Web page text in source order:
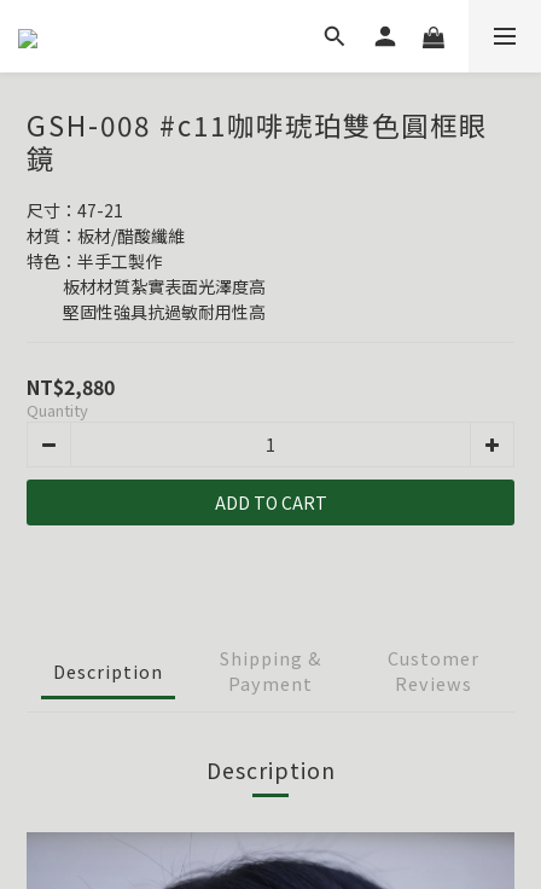
GSH-008 #c11咖啡琥珀雙色圓框眼
鏡
尺寸：47-21
材質：板材/醋酸纖維
特色：半手工製作
          板材材質紮實表面光澤度高
          堅固性強具抗過敏耐用性高
NT$2,880
Quantity
ADD TO CART
Description
Shipping &
Payment
Customer
Reviews
Description